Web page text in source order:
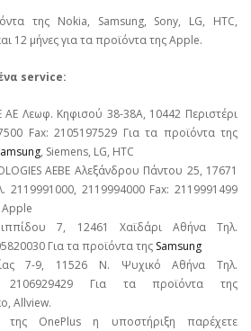
της Nokia, Samsung, Sony, LG, HTC,
12 μήνες για τα προϊόντα της Apple.
service:
ΑΕ Λεωφ. Κηφισού 38-38Α, 10442 Περιστέρι
Fax: 2105197529 Για τα προϊόντα της
, Siemens, LG, HTC
ΑΕΒΕ Αλεξάνδρου Πάντου 25, 17671
2119991000, 2119994000 Fax: 2119991499
Apple
7, 12461 Χαϊδάρι Αθήνα Τηλ.
Για τα προϊόντα της Samsung
7-9, 11526 Ν. Ψυχικό Αθήνα Τηλ.
2106929429 Για τα προϊόντα της
Allview.
OnePlus η υποστήριξη παρέχετε